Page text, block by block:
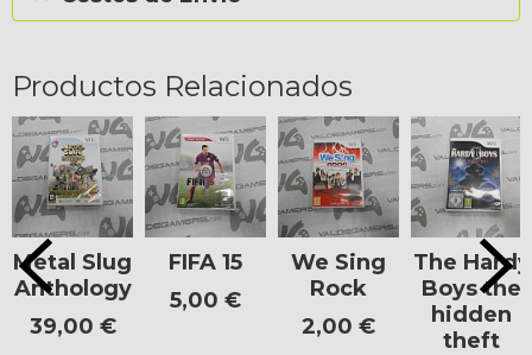
Productos Relacionados
Metal Slug
Anthology
39,00 €
FIFA 15
5,00 €
We Sing
Rock
2,00 €
The Hardy
Boys the
hidden
theft